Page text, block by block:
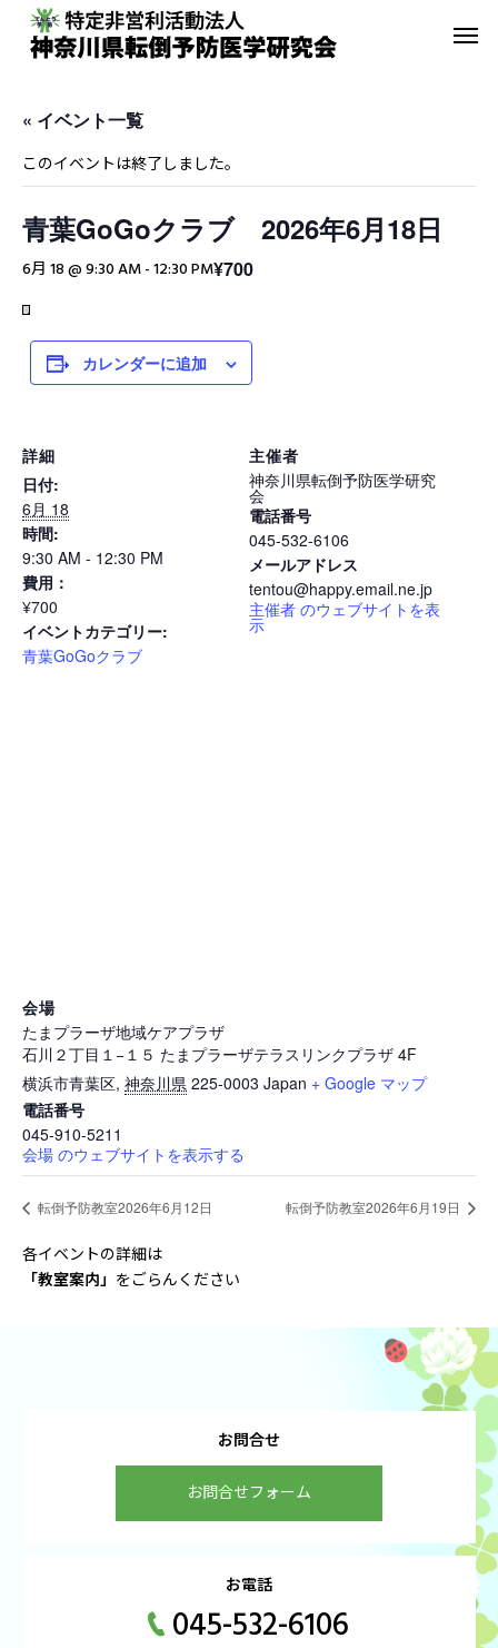
転倒予防教室
その他の活動
2023年間活動報告
« イベント一覧
このイベントは終了しました。
青葉GoGoクラブ 2026年6月18日
6月 18 @ 9:30 AM - 12:30 PM¥700
カレンダーに追加
詳細
日付:
6月 18
時間:
9:30 AM - 12:30 PM
費用：
¥700
イベントカテゴリー:
青葉GoGoクラブ
主催者
神奈川県転倒予防医学研究
会
電話番号
045-532-6106
メールアドレス
tentou@happy.email.ne.jp
主催者 のウェブサイトを表
示
会場
たまプラーザ地域ケアプラザ
石川２丁目１−１５ たまプラーザテラスリンクプラザ 4F
横浜市青葉区, 神奈川県 225-0003 Japan + Google マップ
電話番号
045-910-5211
会場 のウェブサイトを表示する
転倒予防教室2026年6月12日 転倒予防教室2026年6月19日
各イベントの詳細は
「教室案内」 をごらんください
お問合せ
お問合せフォーム
お電話
045-532-6106